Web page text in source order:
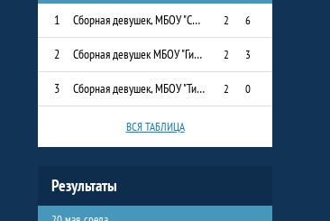
1 Сборная девушек, МБОУ "СОШ № 8" 2 6
2 Сборная девушек МБОУ "Гимназия им. Наби Даули" 2 3
3 Сборная девушек, МБОУ "Тимершикская СОШ" 2 0
ВСЯ ТАБЛИЦА
Результаты